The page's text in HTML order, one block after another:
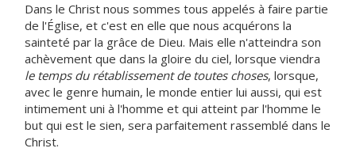
Dans le Christ nous sommes tous appelés à faire partie
de l'Église, et c'est en elle que nous acquérons la
sainteté par la grâce de Dieu. Mais elle n'atteindra son
achèvement que dans la gloire du ciel, lorsque viendra
le temps du rétablissement de toutes choses, lorsque,
avec le genre humain, le monde entier lui aussi, qui est
intimement uni à l'homme et qui atteint par l'homme le
but qui est le sien, sera parfaitement rassemblé dans le
Christ.